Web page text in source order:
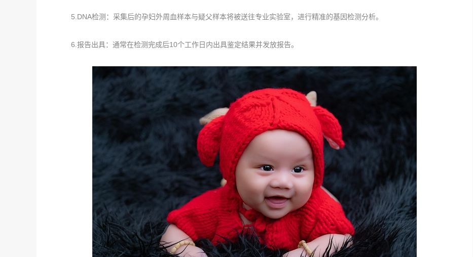
5.DNA检测：采集后的孕妇外周血样本与疑父样本将被送往专业实验室，进行精准的基因检测分析。
6.报告出具：通常在检测完成后10个工作日内出具鉴定结果并发放报告。